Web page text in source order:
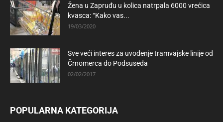
Žena u Zapruđu u kolica natrpala 6000 vrećica
kvasca: “Kako vas...
19/03/2020
Sve veći interes za uvođenje tramvajske linije od
Črnomerca do Podsuseda
02/02/2017
POPULARNA KATEGORIJA